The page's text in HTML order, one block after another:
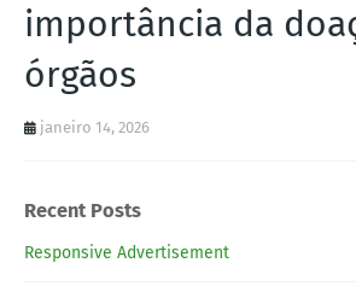
importância da
órgãos
janeiro 14, 2026
Recent Posts
Responsive Advertisement